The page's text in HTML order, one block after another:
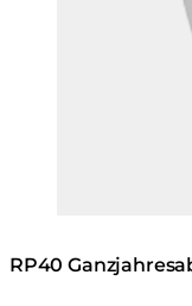
RP40